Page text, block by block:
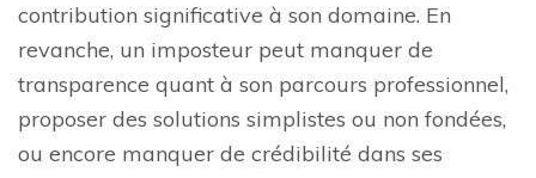
contribution significative à son domaine. En
revanche, un imposteur peut manquer de
transparence quant à son parcours professionnel,
proposer des solutions simplistes ou non fondées,
ou encore manquer de crédibilité dans ses